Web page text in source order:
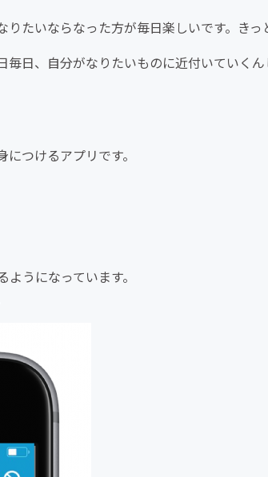
たいならなった方が毎日楽しいです。きっ
日、自分がなりたいものに近付いていく
つけるアプリです。
うになっています。